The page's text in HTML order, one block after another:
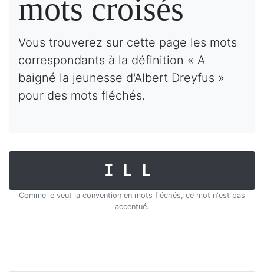
mots croisés
Vous trouverez sur cette page les mots
correspondants à la définition « A
baigné la jeunesse d'Albert Dreyfus »
pour des mots fléchés.
ILL
Comme le veut la convention en mots fléchés, ce mot n'est pas
accentué.